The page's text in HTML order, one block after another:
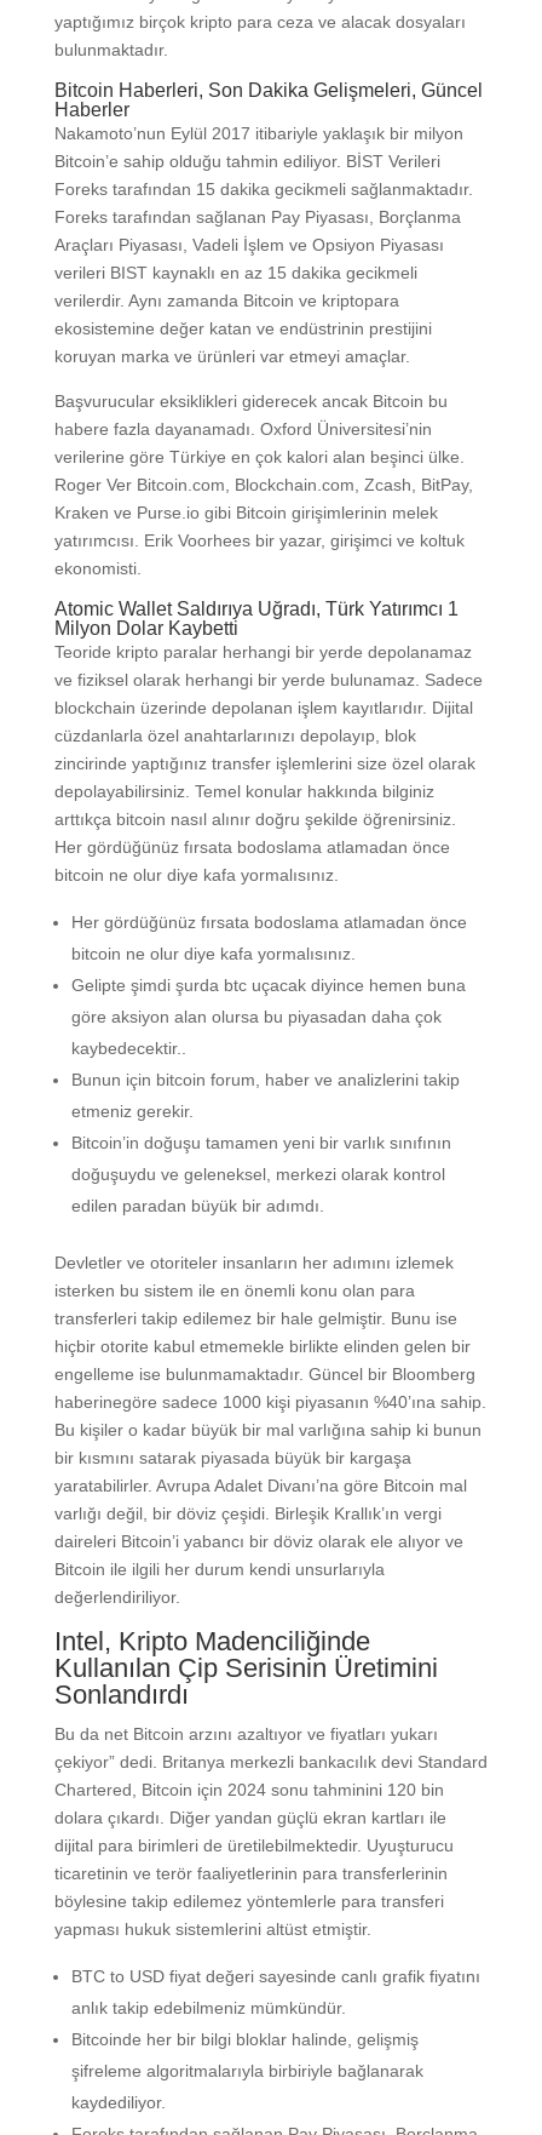
yaptığımız birçok kripto para ceza ve alacak dosyaları
bulunmaktadır.
Bitcoin Haberleri, Son Dakika Gelişmeleri, Güncel
Haberler
Nakamoto’nun Eylül 2017 itibariyle yaklaşık bir milyon
Bitcoin’e sahip olduğu tahmin ediliyor. BİST Verileri
Foreks tarafından 15 dakika gecikmeli sağlanmaktadır.
Foreks tarafından sağlanan Pay Piyasası, Borçlanma
Araçları Piyasası, Vadeli İşlem ve Opsiyon Piyasası
verileri BIST kaynaklı en az 15 dakika gecikmeli
verilerdir. Aynı zamanda Bitcoin ve kriptopara
ekosistemine değer katan ve endüstrinin prestijini
koruyan marka ve ürünleri var etmeyi amaçlar.
Başvurucular eksiklikleri giderecek ancak Bitcoin bu
habere fazla dayanamadı. Oxford Üniversitesi’nin
verilerine göre Türkiye en çok kalori alan beşinci ülke.
Roger Ver Bitcoin.com, Blockchain.com, Zcash, BitPay,
Kraken ve Purse.io gibi Bitcoin girişimlerinin melek
yatırımcısı. Erik Voorhees bir yazar, girişimci ve koltuk
ekonomisti.
Atomic Wallet Saldırıya Uğradı, Türk Yatırımcı 1
Milyon Dolar Kaybetti
Teoride kripto paralar herhangi bir yerde depolanamaz
ve fiziksel olarak herhangi bir yerde bulunamaz. Sadece
blockchain üzerinde depolanan işlem kayıtlarıdır. Dijital
cüzdanlarla özel anahtarlarınızı depolayıp, blok
zincirinde yaptığınız transfer işlemlerini size özel olarak
depolayabilirsiniz. Temel konular hakkında bilginiz
arttıkça bitcoin nasıl alınır doğru şekilde öğrenirsiniz.
Her gördüğünüz fırsata bodoslama atlamadan önce
bitcoin ne olur diye kafa yormalısınız.
Her gördüğünüz fırsata bodoslama atlamadan önce
bitcoin ne olur diye kafa yormalısınız.
Gelipte şimdi şurda btc uçacak diyince hemen buna
göre aksiyon alan olursa bu piyasadan daha çok
kaybedecektir..
Bunun için bitcoin forum, haber ve analizlerini takip
etmeniz gerekir.
Bitcoin’in doğuşu tamamen yeni bir varlık sınıfının
doğuşuydu ve geleneksel, merkezi olarak kontrol
edilen paradan büyük bir adımdı.
Devletler ve otoriteler insanların her adımını izlemek
isterken bu sistem ile en önemli konu olan para
transferleri takip edilemez bir hale gelmiştir. Bunu ise
hiçbir otorite kabul etmemekle birlikte elinden gelen bir
engelleme ise bulunmamaktadır. Güncel bir Bloomberg
haberinegöre sadece 1000 kişi piyasanın %40’ına sahip.
Bu kişiler o kadar büyük bir mal varlığına sahip ki bunun
bir kısmını satarak piyasada büyük bir kargaşa
yaratabilirler. Avrupa Adalet Divanı’na göre Bitcoin mal
varlığı değil, bir döviz çeşidi. Birleşik Krallık’ın vergi
daireleri Bitcoin’i yabancı bir döviz olarak ele alıyor ve
Bitcoin ile ilgili her durum kendi unsurlarıyla
değerlendiriliyor.
Intel, Kripto Madenciliğinde
Kullanılan Çip Serisinin Üretimini
Sonlandırdı
Bu da net Bitcoin arzını azaltıyor ve fiyatları yukarı
çekiyor” dedi. Britanya merkezli bankacılık devi Standard
Chartered, Bitcoin için 2024 sonu tahminini 120 bin
dolara çıkardı. Diğer yandan güçlü ekran kartları ile
dijital para birimleri de üretilebilmektedir. Uyuşturucu
ticaretinin ve terör faaliyetlerinin para transferlerinin
böylesine takip edilemez yöntemlerle para transferi
yapması hukuk sistemlerini altüst etmiştir.
BTC to USD fiyat değeri sayesinde canlı grafik fiyatını
anlık takip edebilmeniz mümkündür.
Bitcoinde her bir bilgi bloklar halinde, gelişmiş
şifreleme algoritmalarıyla birbiriyle bağlanarak
kaydediliyor.